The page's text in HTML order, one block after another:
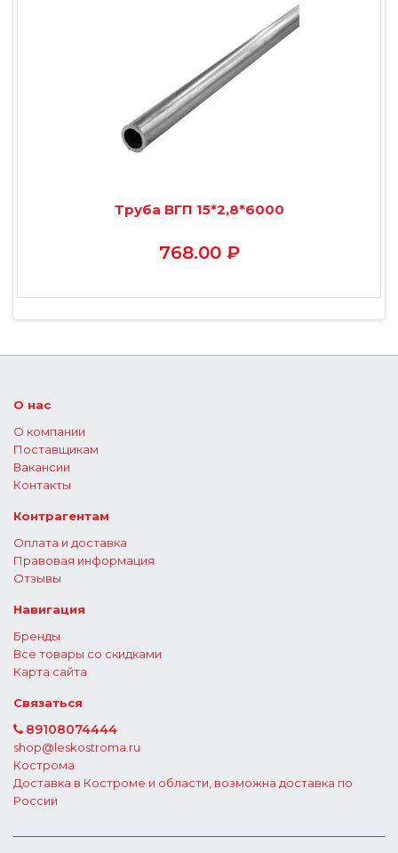
Труба ВГП 15*2,8*6000
768.00 ₽
О нас
О компании
Поставщикам
Вакансии
Контакты
Контрагентам
Оплата и доставка
Правовая информация
Отзывы
Навигация
Бренды
Все товары со скидками
Карта сайта
Связаться
89108074444
shop@leskostroma.ru
Кострома
Доставка в Костроме и области, возможна доставка по
России